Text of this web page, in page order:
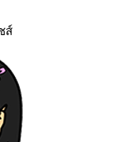
ส์